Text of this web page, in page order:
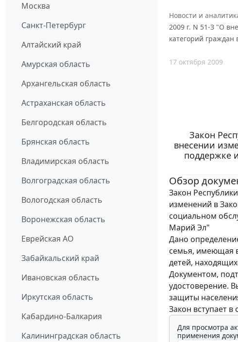
Москва
Санкт-Петербург
Алтайский край
Амурская область
Архангельская область
Астраханская область
Белгородская область
Брянская область
Владимирская область
Волгоградская область
Вологодская область
Воронежская область
Еврейская АО
Забайкальский край
Ивановская область
Иркутская область
Кабардино-Балкария
Калининградская область
Новости и
2009 г. N 51-З "О
категорий
17 октября 2009
Закон
внесении
поддержке
Обзор
Закон
изменений в
социальном
Марий Эл"
Дано
семья, имеющая
детей,
Документом,
удостоверение.
защиты
Закон вступает в
Для просмотра
применения